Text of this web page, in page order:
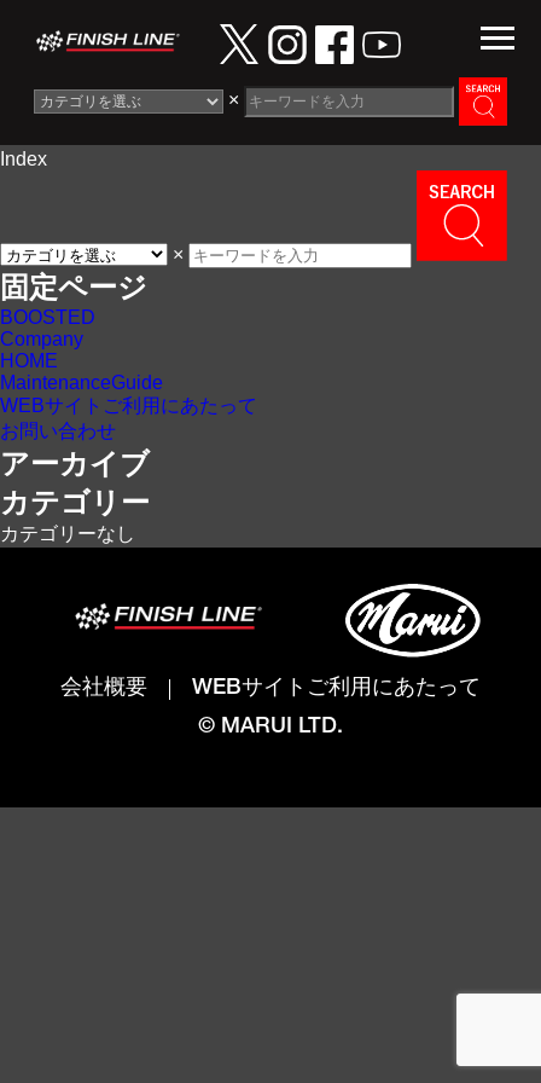
×
Information
Maintenance Guide
Contact
Index
×
固定ページ
BOOSTED
Company
HOME
MaintenanceGuide
WEBサイトご利用にあたって
お問い合わせ
アーカイブ
カテゴリー
カテゴリーなし
会社概要
WEBサイトご利用にあたって
© MARUI LTD.